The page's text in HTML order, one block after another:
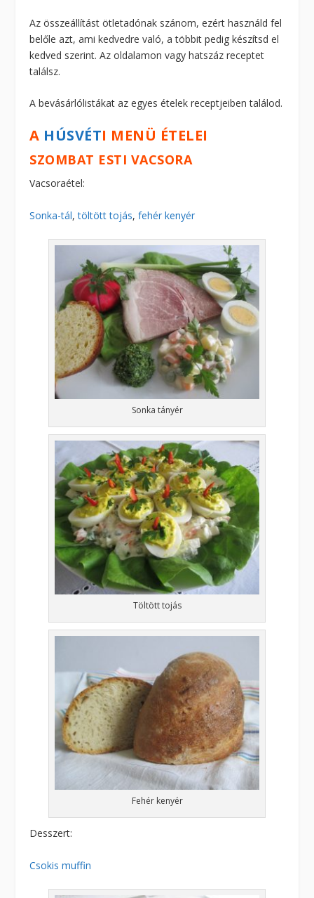
Az összeállítást ötletadónak szánom, ezért használd fel
belőle azt, ami kedvedre való, a többit pedig készítsd el
kedved szerint. Az oldalamon vagy hatszáz receptet
találsz.
A bevásárlólistákat az egyes ételek receptjeiben találod.
A HÚSVÉTI MENÜ ÉTELEI
SZOMBAT ESTI VACSORA
Vacsoraétel:
Sonka-tál,töltött tojás,fehér kenyér
Sonka tányér
Töltött tojás
Fehér kenyér
Desszert:
Csokis muffin